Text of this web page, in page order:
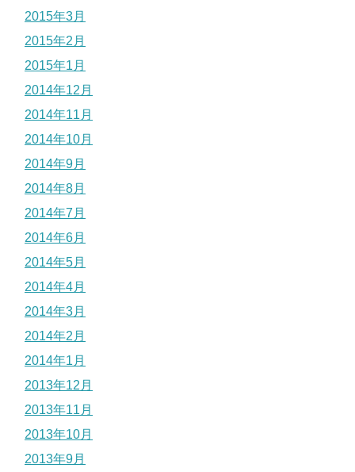
2015年3月
2015年2月
2015年1月
2014年12月
2014年11月
2014年10月
2014年9月
2014年8月
2014年7月
2014年6月
2014年5月
2014年4月
2014年3月
2014年2月
2014年1月
2013年12月
2013年11月
2013年10月
2013年9月